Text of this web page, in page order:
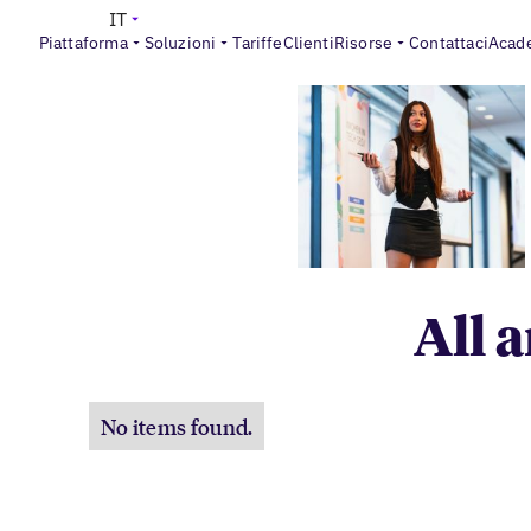
Piattaforma Soluzioni TariffeClientiRisorse Contattaci
IT
All
No items found.